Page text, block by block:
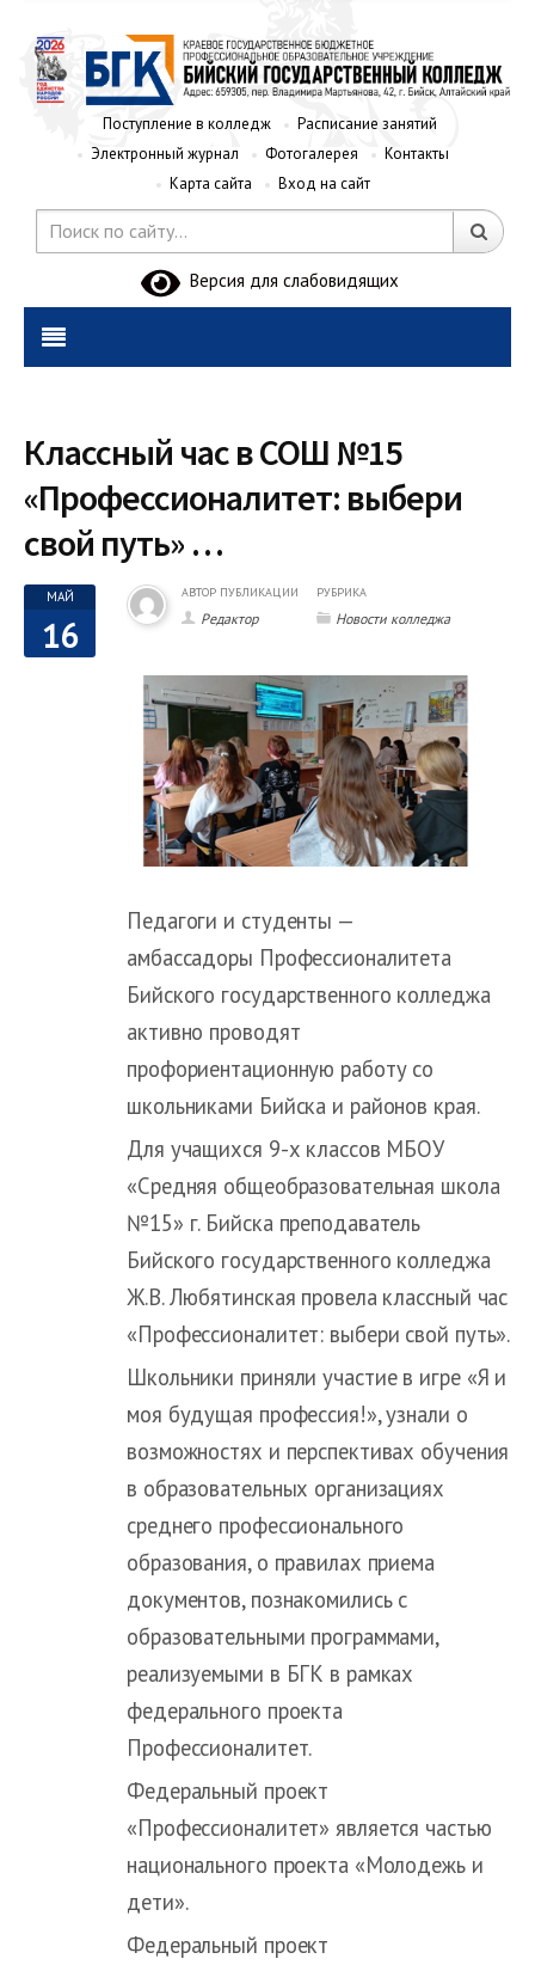
Поступление в колледж
Расписание занятий
Электронный журнал
Фотогалерея
Контакты
Карта сайта
Вход на сайт
Версия для слабовидящих
Классный час в СОШ №15
«Профессионалитет: выбери
свой путь» …
МАЙ
16
АВТОР ПУБЛИКАЦИИ
Редактор
РУБРИКА
Новости колледжа
Педагоги и студенты —
амбассадоры Профессионалитета
Бийского государственного колледжа
активно проводят
профориентационную работу со
школьниками Бийска и районов края.
Для учащихся 9-х классов МБОУ
«Средняя общеобразовательная школа
№15» г. Бийска преподаватель
Бийского государственного колледжа
Ж.В. Любятинская провела классный час
«Профессионалитет: выбери свой путь».
Школьники приняли участие в игре «Я и
моя будущая профессия!», узнали о
возможностях и перспективах обучения
в образовательных организациях
среднего профессионального
образования, о правилах приема
документов, познакомились с
образовательными программами,
реализуемыми в БГК в рамках
федерального проекта
Профессионалитет.
Федеральный проект
«Профессионалитет» является частью
национального проекта «Молодежь и
дети».
Федеральный проект